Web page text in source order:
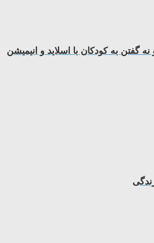
گفتن به کودکان با اسلاید و انیمیشن